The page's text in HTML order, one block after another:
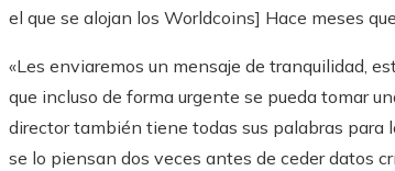
el que se alojan los Worldcoins] Hace meses
«Les enviaremos un mensaje de tranquilidad,
que incluso de forma urgente se pueda tomar
director también tiene todas sus palabras para
se lo piensan dos veces antes de ceder datos